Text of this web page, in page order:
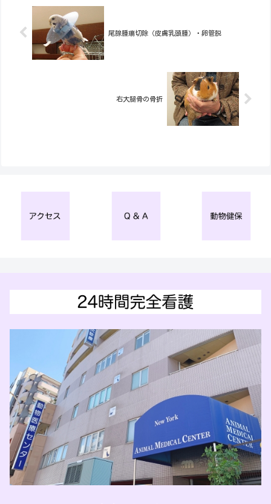
尾腺腫瘍切除（皮膚乳頭腫）・卵管脱
右大腿骨の骨折